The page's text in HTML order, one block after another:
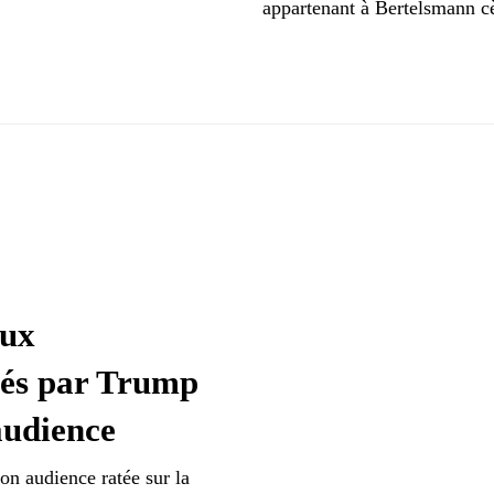
appartenant à Bertelsmann
par Trump
audience ratée sur la